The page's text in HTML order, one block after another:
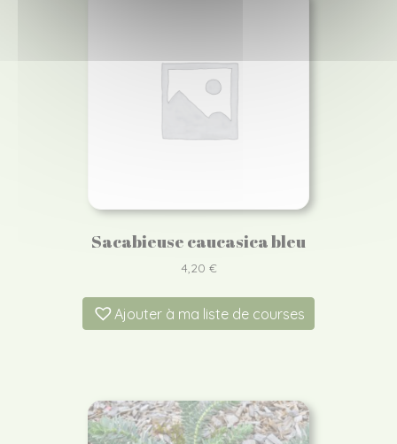
Sacabieuse caucasica bleu
4,20 €
Ajouter à ma liste de courses